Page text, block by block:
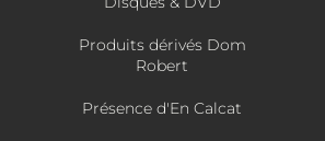
Produits dérivés Dom
Robert
Présence d'En Calcat